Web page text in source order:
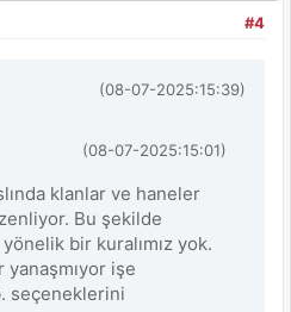
#4
(08-07-2025:15:39)
(08-07-2025:15:01)
klanlar ve haneler
Bu şekilde
bir kuralımız yok.
yanaşmıyor işe
seçeneklerini